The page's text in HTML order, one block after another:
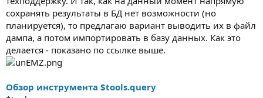
сохранять результаты в БД нет возможности (но
планируется), то предлагаю вариант выводить их в файл
дампа, а потом импортировать в базу данных. Как это
делается - показано по ссылке выше.
Обзор инструмента $tools.query